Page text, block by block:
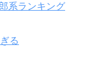
系ランキング